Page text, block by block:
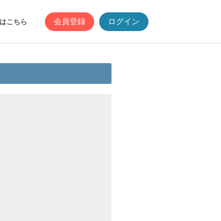
こちら 会員登録 ログイン